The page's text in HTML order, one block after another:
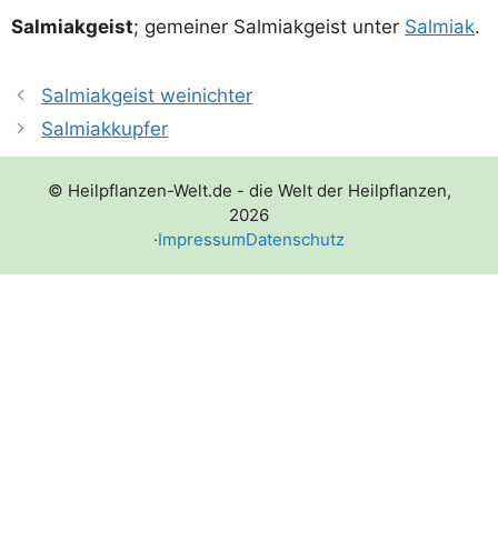
Sal­mi­ak­geist; gemei­ner Sal­mi­ak­geist unter Sal­mi­ak.
Salmiakgeist weinichter
Salmiakkupfer
© Heilpflanzen-Welt.de - die Welt der Heilpflanzen,
2026
·ImpressumDatenschutz